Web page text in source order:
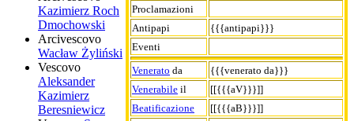
Proclamazioni
Antipapi
{{{antipapi}}}
Eventi
Venerato da
{{{venerato da}}}
Venerabile il
[[{{{aV}}}]]
Beatificazione
[[{{{aB}}}]]
Kazimierz Roch
Dmochowski
Arcivescovo
Wacław Żyliński
Vescovo
Aleksander
Kazimierz
Beresniewicz